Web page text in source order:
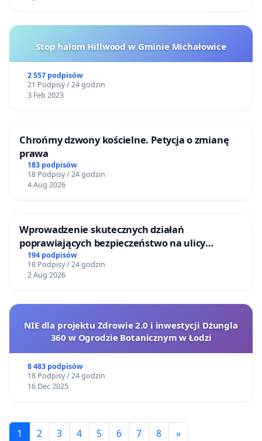
Stop halom Hillwood w Gminie Michałowice
2 557 podpisów
21 Podpisy / 24 godzin
3 Feb 2023
Chrońmy dzwony kościelne. Petycja o zmianę
prawa
183 podpisów
18 Podpisy / 24 godzin
4 Aug 2026
Wprowadzenie skutecznych działań
poprawiających bezpieczeństwo na ulicy
Żeromskiego w Otwocku
194 podpisów
18 Podpisy / 24 godzin
2 Aug 2026
NIE dla projektu Zdrowie 2.0 i inwestycji Dżungla
360 w Ogrodzie Botanicznym w Łodzi
8 483 podpisów
18 Podpisy / 24 godzin
16 Dec 2025
1 2 3 4 5 6 7 8 »